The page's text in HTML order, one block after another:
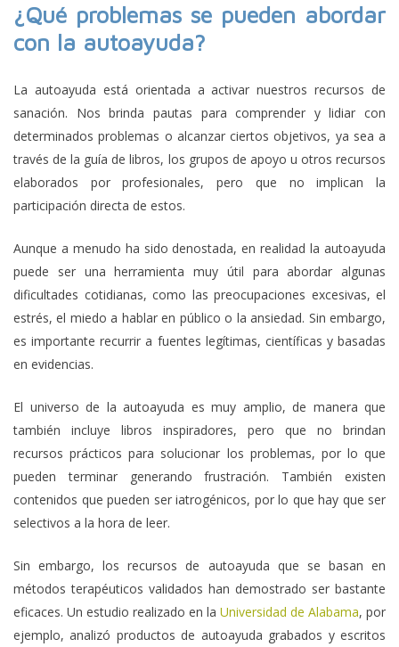
¿Qué problemas se pueden abordar
con la autoayuda?
La autoayuda está orientada a activar nuestros recursos de
sanación. Nos brinda pautas para comprender y lidiar con
determinados problemas o alcanzar ciertos objetivos, ya sea a
través de la guía de libros, los grupos de apoyo u otros recursos
elaborados por profesionales, pero que no implican la
participación directa de estos.
Aunque a menudo ha sido denostada, en realidad la autoayuda
puede ser una herramienta muy útil para abordar algunas
dificultades cotidianas, como las preocupaciones excesivas, el
estrés, el miedo a hablar en público o la ansiedad. Sin embargo,
es importante recurrir a fuentes legítimas, científicas y basadas
en evidencias.
El universo de la autoayuda es muy amplio, de manera que
también incluye libros inspiradores, pero que no brindan
recursos prácticos para solucionar los problemas, por lo que
pueden terminar generando frustración. También existen
contenidos que pueden ser iatrogénicos, por lo que hay que ser
selectivos a la hora de leer.
Sin embargo, los recursos de autoayuda que se basan en
métodos terapéuticos validados han demostrado ser bastante
eficaces. Un estudio realizado en la Universidad de Alabama, por
ejemplo, analizó productos de autoayuda grabados y escritos